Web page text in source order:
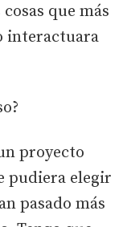
que más
interactuara
proyecto
pudiera elegir
pasado más